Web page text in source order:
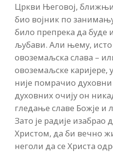
Цркви Његовој,
био војник по
било препрека да буде
љубави. Али њему, исто
овоземаљска слава –
овоземаљске каријере,
није помрачио
духовних очију он
гледање славе Божје и
Зато је радије изабрао
Христом, да би вечно
неголи да се Христа